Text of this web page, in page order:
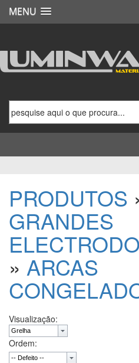
MENU
PRODUTOS
GRANDES
» ARCAS
Visualização:
Ordem: